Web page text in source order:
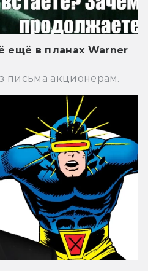
ещё в планах Warner
письма акционерам.